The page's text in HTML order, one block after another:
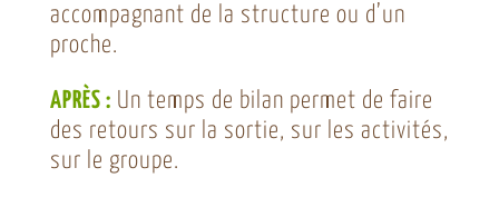
accompagnant de la structure ou d’un
proche.
APRÈS : Un temps de bilan permet de faire
des retours sur la sortie, sur les activités,
sur le groupe.